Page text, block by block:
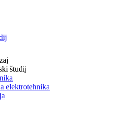
študij
elektrotehnika